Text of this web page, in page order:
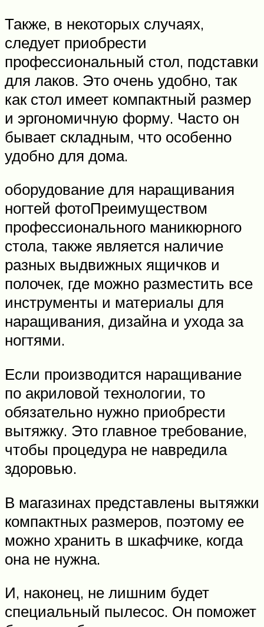
Также, в некоторых случаях,
следует приобрести
профессиональный стол, подставки
для лаков. Это очень удобно, так
как стол имеет компактный размер
и эргономичную форму. Часто он
бывает складным, что особенно
удобно для дома.
оборудование для наращивания
ногтей фотоПреимуществом
профессионального маникюрного
стола, также является наличие
разных выдвижных ящичков и
полочек, где можно разместить все
инструменты и материалы для
наращивания, дизайна и ухода за
ногтями.
Если производится наращивание
по акриловой технологии, то
обязательно нужно приобрести
вытяжку. Это главное требование,
чтобы процедура не навредила
здоровью.
В магазинах представлены вытяжки
компактных размеров, поэтому ее
можно хранить в шкафчике, когда
она не нужна.
И, наконец, не лишним будет
специальный пылесос. Он поможет